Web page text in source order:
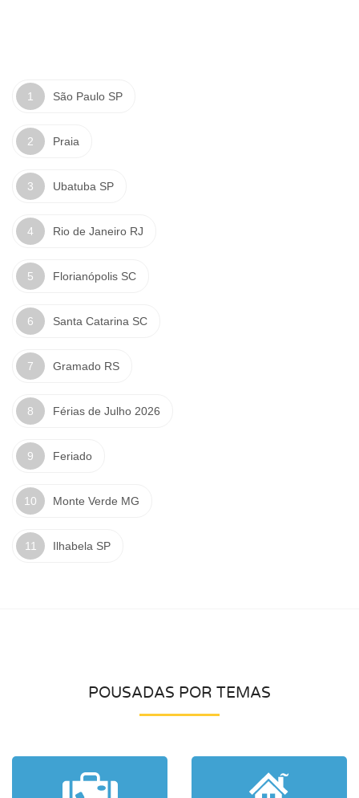
São Paulo SP
Praia
Ubatuba SP
Rio de Janeiro RJ
Florianópolis SC
Santa Catarina SC
Gramado RS
Férias de Julho 2026
Feriado
Monte Verde MG
Ilhabela SP
POUSADAS POR TEMAS